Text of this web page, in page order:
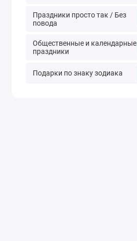
Праздники просто так / Без
повода
Общественные и календарные
праздники
Подарки по знаку зодиака